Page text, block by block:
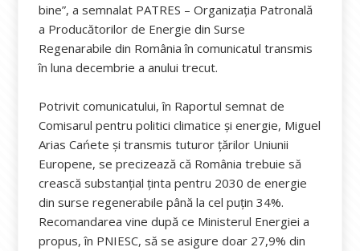
bine”, a semnalat PATRES – Organizaţia Patronală
a Producătorilor de Energie din Surse
Regenarabile din România în comunicatul transmis
în luna decembrie a anului trecut.
Potrivit comunicatului, în Raportul semnat de
Comisarul pentru politici climatice şi energie, Miguel
Arias Cańete și transmis tuturor țărilor Uniunii
Europene, se precizează că România trebuie să
crească substanțial ținta pentru 2030 de energie
din surse regenerabile până la cel puțin 34%.
Recomandarea vine după ce Ministerul Energiei a
propus, în PNIESC, să se asigure doar 27,9% din